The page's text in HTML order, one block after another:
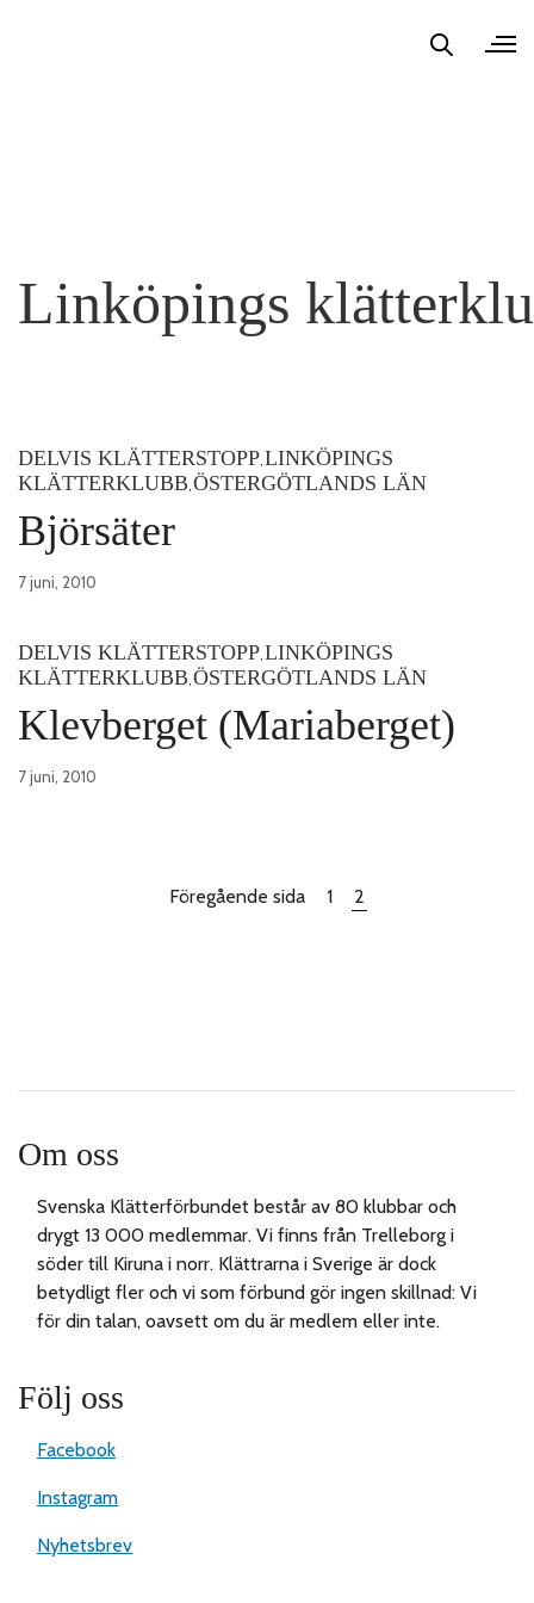
Linköpings
DELVIS KLÄTTERSTOPP,LINKÖPINGS
KLÄTTERKLUBB,ÖSTERGÖTLANDS LÄN
Björsäter
7 juni, 2010
DELVIS KLÄTTERSTOPP,LINKÖPINGS
KLÄTTERKLUBB,ÖSTERGÖTLANDS LÄN
Klevberget (Mariaberget)
7 juni, 2010
Föregående sida 1 2
Om oss
Svenska Klätterförbundet består av 80 klubbar och
drygt 13 000 medlemmar. Vi finns från Trelleborg i
söder till Kiruna i norr. Klättrarna i Sverige är dock
betydligt fler och vi som förbund gör ingen skillnad: Vi
för din talan, oavsett om du är medlem eller inte.
Följ oss
Facebook
Instagram
Nyhetsbrev